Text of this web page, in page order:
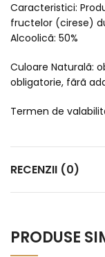
Caracteristici:
fructelor (cirese)
Alcoolicã: 50%
Culoare Naturalã:
obligatorie, fãrã
Termen de
RECENZII (0)
PRODUSE